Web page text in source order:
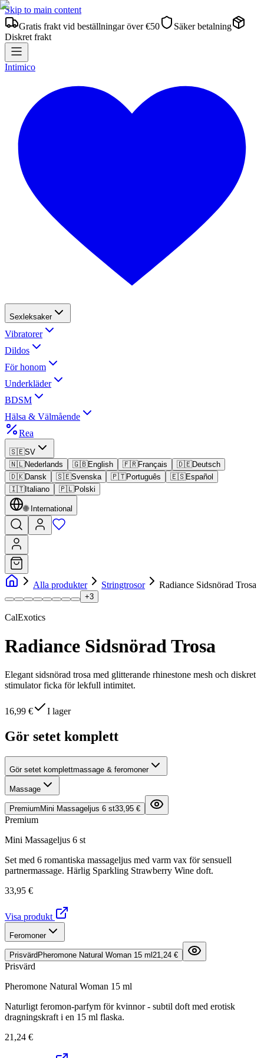
Skip to main content
Gratis frakt vid beställningar över €50
Säker betalning
Diskret frakt
Intimico
Sexleksaker
Vibratorer
Dildos
För honom
Underkläder
BDSM
Hälsa & Välmående
Rea
🇸🇪SV
🇳🇱Nederlands 🇬🇧English 🇫🇷Français 🇩🇪Deutsch
🇩🇰Dansk 🇸🇪Svenska 🇵🇹Português 🇪🇸Español
🇮🇹Italiano 🇵🇱Polski
🌐 International
Alla produkter Stringtrosor Radiance Sidsnörad Trosa
+3
CalExotics
Radiance Sidsnörad Trosa
Elegant sidsnörad trosa med glitterande rhinestone mesh och diskret
stimulator ficka för lekfull intimitet.
16,99 € I lager
Gör setet komplett
Gör setet komplettmassage & feromoner
Massage
Premium Mini Massageljus 6 st33,95 €
Premium
Mini Massageljus 6 st
Set med 6 romantiska massageljus med varm vax för sensuell
partnermassage. Härlig Sparkling Strawberry Wine doft.
33,95 €
Visa produkt
Feromoner
Prisvärd Pheromone Natural Woman 15 ml 21,24 €
Prisvärd
Pheromone Natural Woman 15 ml
Naturligt feromon-parfym för kvinnor - subtil doft med erotisk
dragningskraft i en 15 ml flaska.
21,24 €